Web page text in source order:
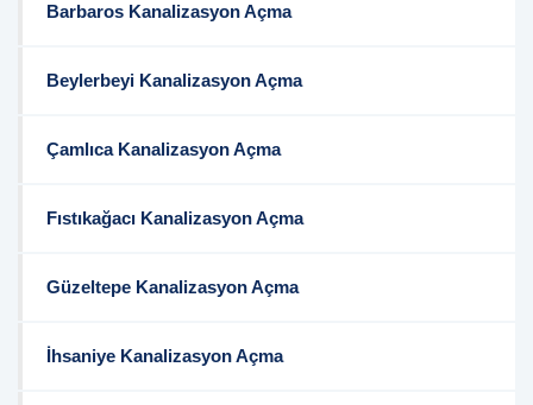
Barbaros Kanalizasyon Açma
Beylerbeyi Kanalizasyon Açma
Çamlıca Kanalizasyon Açma
Fıstıkağacı Kanalizasyon Açma
Güzeltepe Kanalizasyon Açma
İhsaniye Kanalizasyon Açma